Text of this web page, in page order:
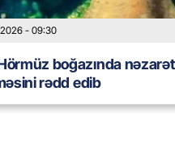
- 09:30
boğazında
rədd edib